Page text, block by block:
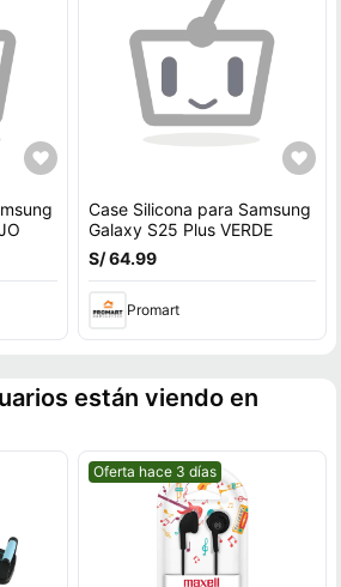
Case Silicona para Samsung
Galaxy S25 Plus VERDE
S/ 64.99
Promart
están viendo en
Mejor precio.
Oferta hace 3 días